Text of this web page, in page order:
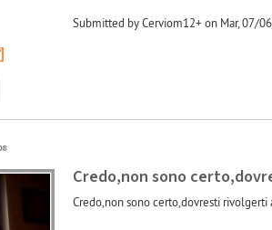
Submitted by Cerviom12+ on Mar, 07/
Credo,non sono
Credo,non sono certo,dovresti